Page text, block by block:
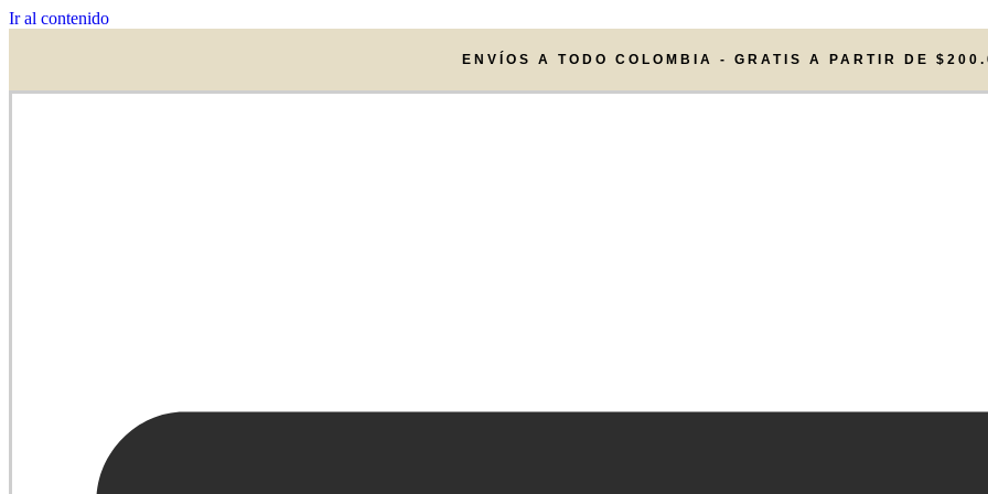
Ir al contenido
ENVÍOS A TODO COLOMBIA - GRATIS A PARTIR DE